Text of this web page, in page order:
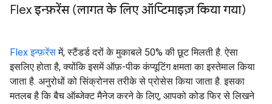
Flex इन्फ़रेंस (लागत के लिए ऑप्टिमाइज़ किया गया)
Flex इन्फ़रेंसमें, स्टैंडर्ड दरों के मुकाबले 50% की छूट मिलती है. ऐसा
इसलिए होता है, क्योंकि इसमें ऑफ़-पीक कंप्यूटिंग क्षमता का इस्तेमाल किया
जाता है. अनुरोधों को सिंक्रोनस तरीके से प्रोसेस किया जाता है. इसका
मतलब है कि बैच ऑब्जेक्ट मैनेज करने के लिए, आपको कोड फिर से लिखने